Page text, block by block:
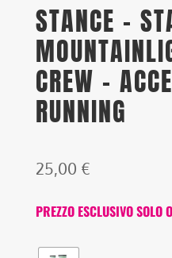
STANCE –
CREW –
RUNNING
25,00 €
PREZZO ESCLUSIVO SOLO